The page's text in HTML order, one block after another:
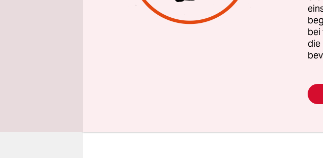
außerplanmäßig ins
Außenministerin Wendy
Regierungsbeamten zufolge
bei
die